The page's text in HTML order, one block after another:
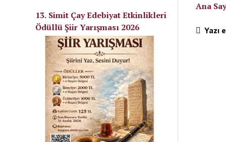
13. Simit Çay Edebiyat Etkinlikleri
Ödüllü Şiir Yarışması 2026
Ana
Yazı